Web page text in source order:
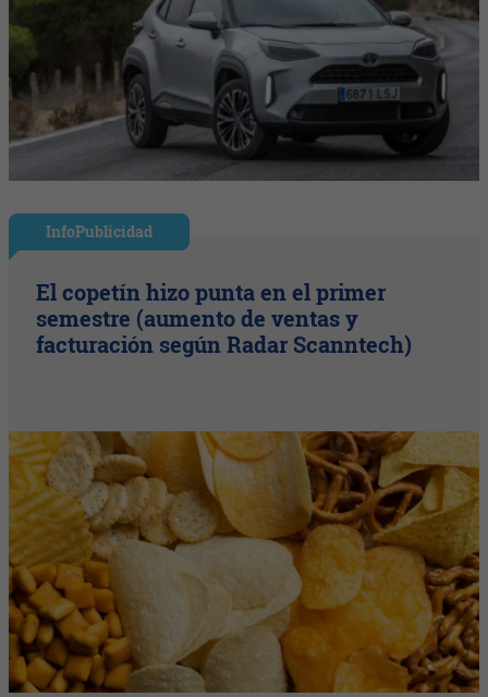
InfoPublicidad
El copetín hizo punta en el primer
semestre (aumento de ventas y
facturación según Radar Scanntech)